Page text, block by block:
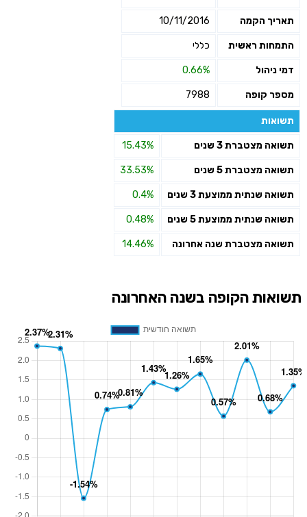
תאריך הקמה 10/11/2016
התמחות ראשית כללי
דמי ניהול 0.66%
מספר קופה 7988
תשואות
תשואה מצטברת 3 שנים 15.43%
תשואה מצטברת 5 שנים 33.53%
תשואה שנתית ממוצעת 3 שנים 0.4%
תשואה שנתית ממוצעת 5 שנים 0.48%
תשואה מצטברת שנה אחרונה 14.46%
תשואות הקופה בשנה האחרונה